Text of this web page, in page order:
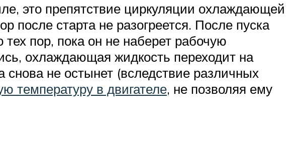
это препятствие циркуляции охлаждающей
после старта не разогреется. После пуска
пор, пока он не наберет рабочую
охлаждающая жидкость переходит на
снова не остынет (вследствие различных
температуру в двигателе, не позволяя ему